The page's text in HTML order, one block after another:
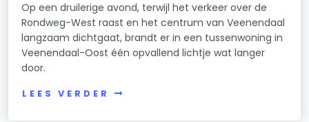
Op een druilerige avond, terwijl het verkeer over de
Rondweg-West raast en het centrum van Veenendaal
langzaam dichtgaat, brandt er in een tussenwoning in
Veenendaal-Oost één opvallend lichtje wat langer
door.
LEES VERDER